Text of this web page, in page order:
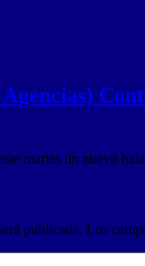
martes un nuevo
publicada. Los